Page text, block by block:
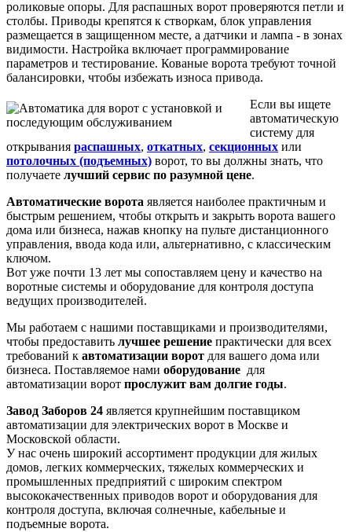
роликовые опоры. Для распашных ворот проверяются петли и
столбы. Приводы крепятся к створкам, блок управления
размещается в защищенном месте, а датчики и лампа - в зонах
видимости. Настройка включает программирование
параметров и тестирование. Кованые ворота требуют точной
балансировки, чтобы избежать износа привода.
Если вы ищете
автоматическую
систему для
открывания распашных, откатных, секционных или
потолочных (подъемных) ворот, то вы должны знать, что
получаете лучший сервис по разумной цене.
Автоматические ворота является наиболее практичным и
быстрым решением, чтобы открыть и закрыть ворота вашего
дома или бизнеса, нажав кнопку на пульте дистанционного
управления, ввода кода или, альтернативно, с классическим
ключом.
Вот уже почти 13 лет мы сопоставляем цену и качество на
воротные системы и оборудование для контроля доступа
ведущих производителей.
Мы работаем с нашими поставщиками и производителями,
чтобы предоставить лучшее решение практически для всех
требований к автоматизации ворот для вашего дома или
бизнеса. Поставляемое нами оборудование для
автоматизации ворот прослужит вам долгие годы.
Завод Заборов 24 является крупнейшим поставщиком
автоматизации для электрических ворот в Москве и
Московской области.
У нас очень широкий ассортимент продукции для жилых
домов, легких коммерческих, тяжелых коммерческих и
промышленных предприятий с широким спектром
высококачественных приводов ворот и оборудования для
контроля доступа, включая солнечные, кабельные и
подъемные ворота.